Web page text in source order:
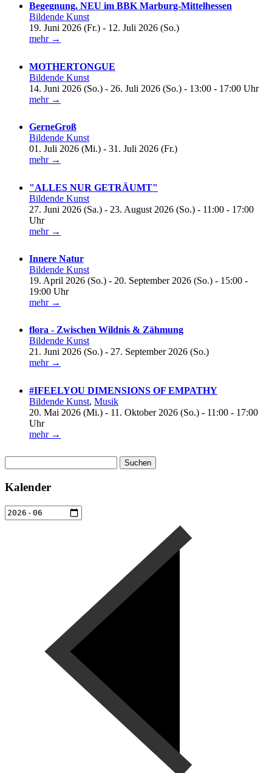
Begegnung. NEU im BBK Marburg-Mittelhessen
Bildende Kunst
19. Juni 2026 (Fr.) - 12. Juli 2026 (So.)
mehr →
MOTHERTONGUE
Bildende Kunst
14. Juni 2026 (So.) - 26. Juli 2026 (So.) - 13:00 - 17:00 Uhr
mehr →
GerneGroß
Bildende Kunst
01. Juli 2026 (Mi.) - 31. Juli 2026 (Fr.)
mehr →
"ALLES NUR GETRÄUMT"
Bildende Kunst
27. Juni 2026 (Sa.) - 23. August 2026 (So.) - 11:00 - 17:00
Uhr
mehr →
Innere Natur
Bildende Kunst
19. April 2026 (So.) - 20. September 2026 (So.) - 15:00 -
19:00 Uhr
mehr →
flora - Zwischen Wildnis & Zähmung
Bildende Kunst
21. Juni 2026 (So.) - 27. September 2026 (So.)
mehr →
#IFEELYOU DIMENSIONS OF EMPATHY
Bildende Kunst, Musik
20. Mai 2026 (Mi.) - 11. Oktober 2026 (So.) - 11:00 - 17:00
Uhr
mehr →
nach:
Kalender